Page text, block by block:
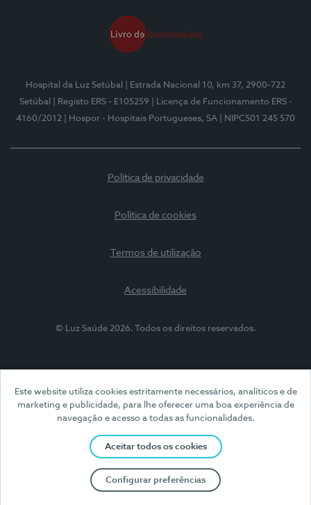
Este website utiliza cookies estritamente necessários, analíticos e de
marketing e publicidade, para lhe oferecer uma boa experiência de
navegação e acesso a todas as funcionalidades.
Aceitar todos os cookies
Configurar preferências
Hospital da Luz Setúbal
| Estrada Nacional 10, km 37, 2900-722
Setúbal
| Registo ERS - E105259
| Licença de Funcionamento ERS -
4160/2012
| Hospor - Hospitais Portugueses, SA | NIPC501 245 570
Política de privacidade
Política de cookies
Termos de utilização
Acessibilidade
© Luz Saúde 2026. Todos os direitos reservados.